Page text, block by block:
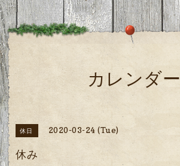
カレンダー
休日 2020-03-24 (Tue)
休み